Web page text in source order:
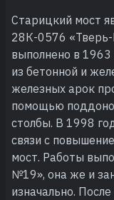
Старицкий мост
28К-0576
выполнено в 1963
из бетонной и
железных арок
помощью
столбы. В 1998
связи с
мост. Работы
№19», она же и
изначально.